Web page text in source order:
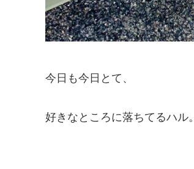
今日も今日とて、
好きなところに落ちてるハル。